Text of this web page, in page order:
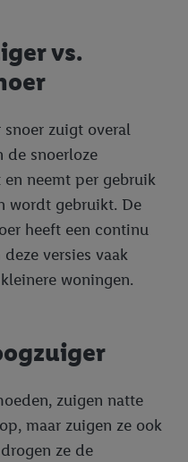
vs.
zuigt overal
de snoerloze
neemt per gebruik
wordt gebruikt. De
heeft een continu
versies vaak
woningen.
zuigen natte
maar zuigen ze ook
ze de